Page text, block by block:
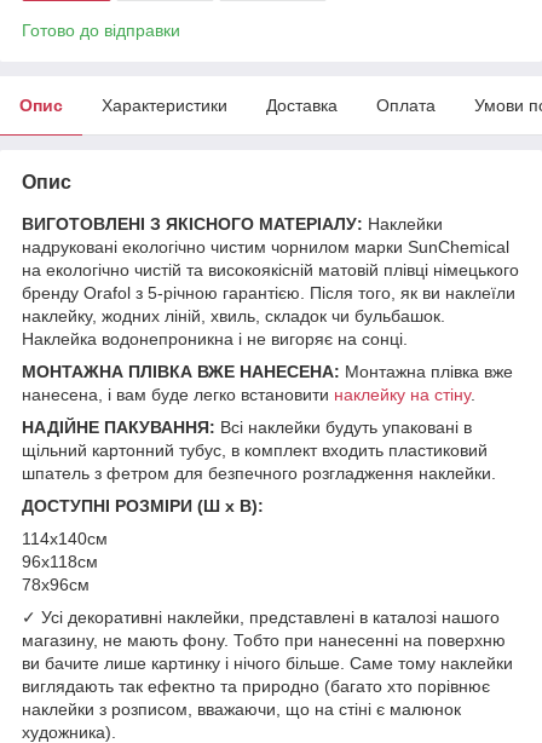
Готово до відправки
Опис Характеристики Доставка Оплата Умови
Опис
ВИГОТОВЛЕНІ З ЯКІСНОГО МАТЕРІАЛУ: Наклейки
надруковані екологічно чистим чорнилом марки SunChemical
на екологічно чистій та високоякісній матовій плівці німецького
бренду Orafol з 5-річною гарантією. Після того, як ви наклеїли
наклейку, жодних ліній, хвиль, складок чи бульбашок.
Наклейка водонепроникна і не вигоряє на сонці.
МОНТАЖНА ПЛІВКА ВЖЕ НАНЕСЕНА: Монтажна плівка вже
нанесена, і вам буде легко встановити наклейку на стіну.
НАДІЙНЕ ПАКУВАННЯ: Всі наклейки будуть упаковані в
щільний картонний тубус, в комплект входить пластиковий
шпатель з фетром для безпечного розгладження наклейки.
ДОСТУПНІ РОЗМІРИ (Ш х В):
114х140см
96х118см
78х96см
✓ Усі декоративні наклейки, представлені в каталозі нашого
магазину, не мають фону. Тобто при нанесенні на поверхню
ви бачите лише картинку і нічого більше. Саме тому наклейки
виглядають так ефектно та природно (багато хто порівнює
наклейки з розписом, вважаючи, що на стіні є малюнок
художника).